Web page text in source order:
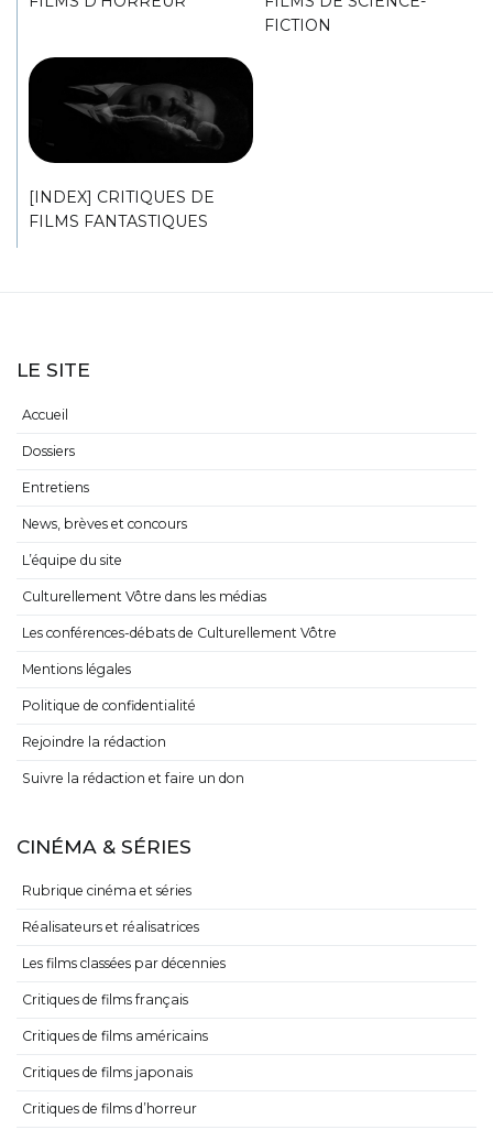
FICTION
[INDEX] CRITIQUES DE
FILMS FANTASTIQUES
LE SITE
Accueil
Dossiers
Entretiens
News, brèves et concours
L’équipe du site
Culturellement Vôtre dans les médias
Les conférences-débats de Culturellement Vôtre
Mentions légales
Politique de confidentialité
Rejoindre la rédaction
Suivre la rédaction et faire un don
CINÉMA & SÉRIES
Rubrique cinéma et séries
Réalisateurs et réalisatrices
Les films classées par décennies
Critiques de films français
Critiques de films américains
Critiques de films japonais
Critiques de films d’horreur